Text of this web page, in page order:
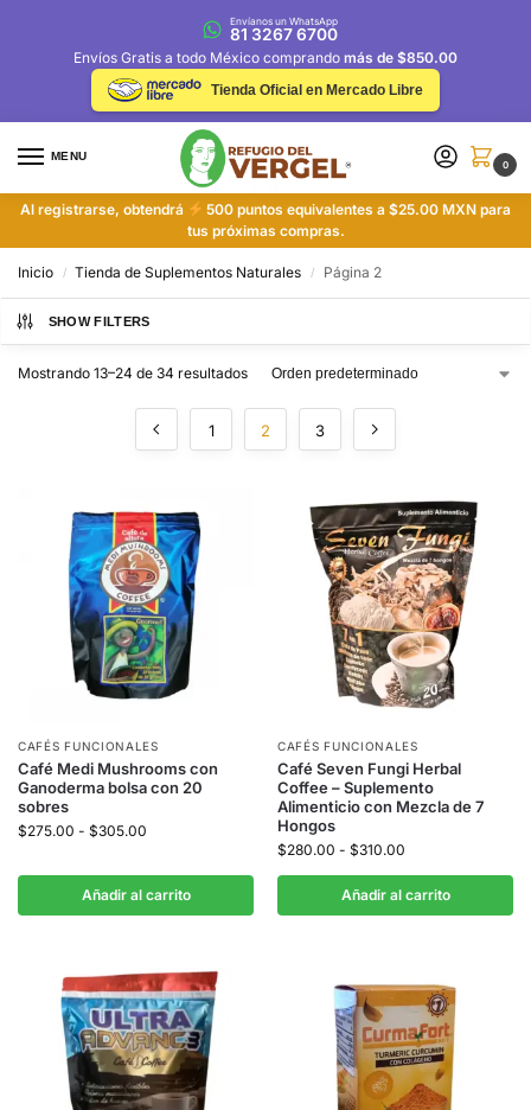
Envíanos un WhatsApp
81 3267 6700
Envíos Gratis a todo México comprando más de $850.00
Tienda Oficial en Mercado Libre
MENU
0
Al registrarse, obtendrá
500 puntos equivalentes a $25.00 MXN para
tus próximas compras.
Inicio / Tienda de Suplementos Naturales / Página 2
SHOW FILTERS
Mostrando 13–24 de 34 resultados
1 2 3
CAFÉS FUNCIONALES
Café Medi Mushrooms con
Ganoderma bolsa con 20
sobres
$275.00 - $305.00
Añadir al carrito
CAFÉS FUNCIONALES
Café Seven Fungi Herbal
Coffee – Suplemento
Alimenticio con Mezcla de 7
Hongos
$280.00 - $310.00
Añadir al carrito